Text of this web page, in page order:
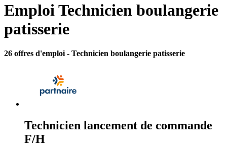
Emploi Technicien boulangerie
patisserie
26 offres d'emploi - Technicien boulangerie patisserie
Technicien lancement de commande
F/H